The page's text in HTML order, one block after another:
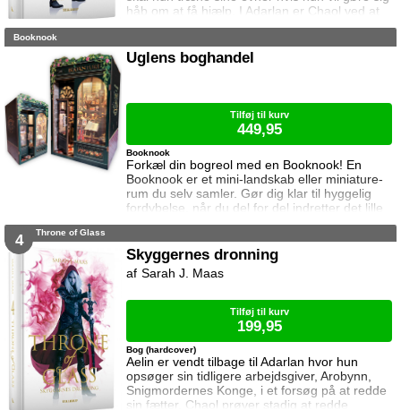
håb om at få hjælp. I Adarlan er Chaol ved at
finde sin efterfølger. Han er dog slet ikke klar
som han nu prøver at beskytte mere end før.
Dorian har lagt afstand til Chaol siden Chaol
Booknook
Uglens boghandel
Forkæl din bogreol med en Booknook! En
Booknook er et mini-landskab eller miniature-
rum du selv samler. Gør dig klar til hyggelig
fordybelse, når du del for del indretter det lille
rum med de fineste detaljer. Med lukkede
og med det indbyggede lys, pynter den også i
mørke. I denne booknook går døren op og i til
uglens charmerende lille boghandel, som med
Booknook
Tilføj til kurv
449,95
4 Throne of Glass
Skyggernes dronning
Aelin er vendt tilbage til Adarlan hvor hun
opsøger sin tidligere arbejdsgiver, Arobynn,
Snigmordernes Konge, i et forsøg på at redde
sin fætter. Chaol prøver stadig at redde
Bog (hardcover)
Sarah J. Maas
Tilføj til kurv
199,95